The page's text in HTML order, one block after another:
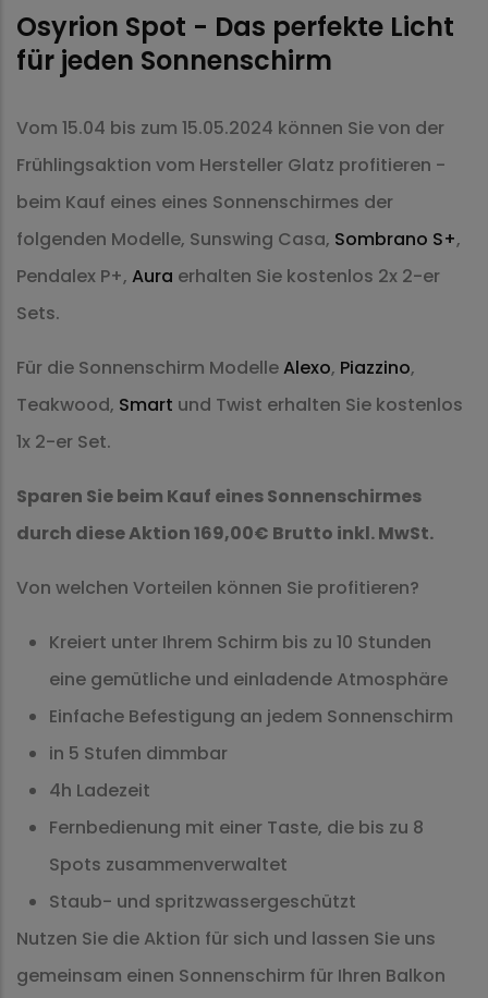
Osyrion Spot - Das perfekte Licht
für jeden Sonnenschirm
Vom 15.04 bis zum 15.05.2024 können Sie von der
Frühlingsaktion vom Hersteller Glatz profitieren -
beim Kauf eines eines Sonnenschirmes der
folgenden Modelle, Sunswing Casa, Sombrano S+,
Pendalex P+, Aura erhalten Sie kostenlos 2x 2-er
Sets.
Für die Sonnenschirm ModelleAlexo, Piazzino,
Teakwood, Smart und Twist erhalten Sie kostenlos
1x 2-er Set.
Sparen Sie beim Kauf eines Sonnenschirmes
durch diese Aktion 169,00€ Brutto inkl. MwSt.
Von welchen Vorteilen können Sie profitieren?
Kreiert unter Ihrem Schirm bis zu 10 Stunden
eine gemütliche und einladende Atmosphäre
Einfache Befestigung an jedem Sonnenschirm
in 5 Stufen dimmbar
4h Ladezeit
Fernbedienung mit einer Taste, die bis zu 8
Spots zusammenverwaltet
Staub- und spritzwassergeschützt
Nutzen Sie die Aktion für sich und lassen Sie uns
gemeinsam einen Sonnenschirm für Ihren Balkon